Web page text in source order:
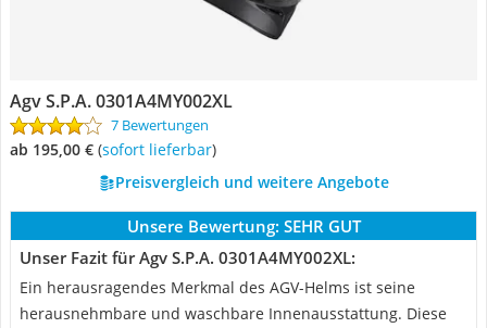
Agv S.P.A. 0301A4MY002XL
7 Bewertungen
ab 195,00 € ( Sofort lieferbar)
Preisvergleich und weitere Angebote
Unsere Bewertung: SEHR GUT
Unser Fazit für Agv S.P.A. 0301A4MY002XL:
Ein herausragendes Merkmal des AGV-Helms ist seine
herausnehmbare und waschbare Innenausstattung. Diese